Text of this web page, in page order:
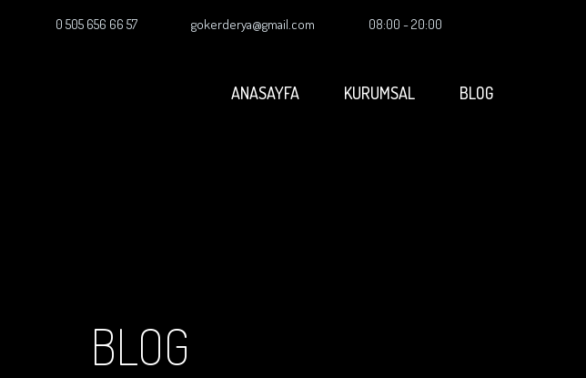
0 505 656 66 57 gokerderya@gmail.com 08:00 - 20:00
ANASAYFA KURUMSAL BLOG
BLOG